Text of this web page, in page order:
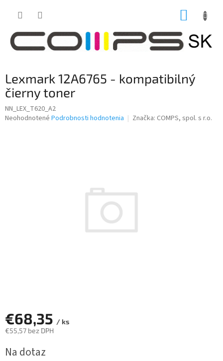
Lexmark 12A6765 - kompatibilný
čierny toner
NN_LEX_T620_A2
Priemerné
Neohodnotené Podrobnosti hodnotenia Značka: COMPS, spol. s r.o.
€68,35 / ks
€55,57 bez DPH
cena:
Na dotaz